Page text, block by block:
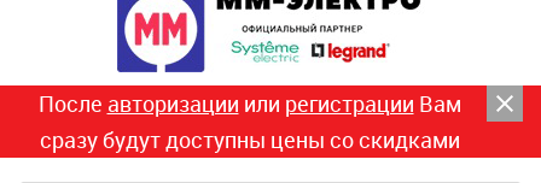
После авторизации или регистрации Вам
сразу будут доступны цены со скидками